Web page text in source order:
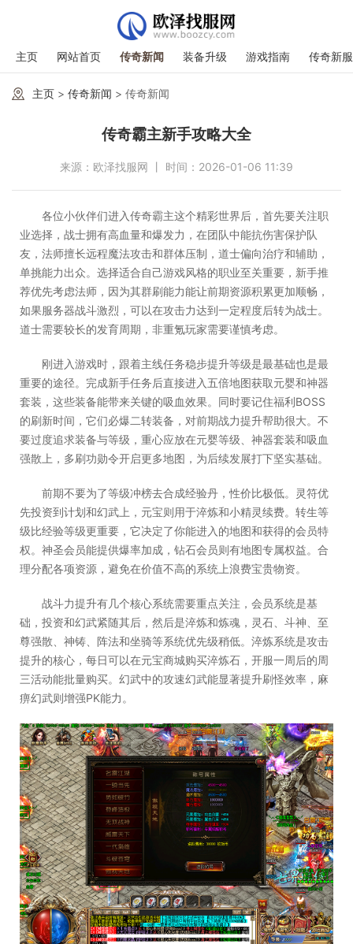
主页 网站首页 传奇新闻 装备升级 游戏指南 传奇新
主页 > 传奇新闻 > 传奇新闻
传奇霸主新手攻略大全
来源：欧泽找服网 丨 时间：2026-01-06 11:39
各位小伙伴们进入传奇霸主这个精彩世界后，首先要关注职
业选择，战士拥有高血量和爆发力，在团队中能抗伤害保护队
友，法师擅长远程魔法攻击和群体压制，道士偏向治疗和辅助，
单挑能力出众。选择适合自己游戏风格的职业至关重要，新手推
荐优先考虑法师，因为其群刷能力能让前期资源积累更加顺畅，
如果服务器战斗激烈，可以在攻击力达到一定程度后转为战士。
道士需要较长的发育周期，非重氪玩家需要谨慎考虑。
刚进入游戏时，跟着主线任务稳步提升等级是最基础也是最
重要的途径。完成新手任务后直接进入五倍地图获取元婴和神器
套装，这些装备能带来关键的吸血效果。同时要记住福利BOSS
的刷新时间，它们必爆二转装备，对前期战力提升帮助很大。不
要过度追求装备与等级，重心应放在元婴等级、神器套装和吸血
强散上，多刷功勋令开启更多地图，为后续发展打下坚实基础。
前期不要为了等级冲榜去合成经验丹，性价比极低。灵符优
先投资到计划和幻武上，元宝则用于淬炼和小精灵续费。转生等
级比经验等级更重要，它决定了你能进入的地图和获得的会员特
权。神圣会员能提供爆率加成，钻石会员则有地图专属权益。合
理分配各项资源，避免在价值不高的系统上浪费宝贵物资。
战斗力提升有几个核心系统需要重点关注，会员系统是基
础，投资和幻武紧随其后，然后是淬炼和炼魂，灵石、斗神、至
尊强散、神铸、阵法和坐骑等系统优先级稍低。淬炼系统是攻击
提升的核心，每日可以在元宝商城购买淬炼石，开服一周后的周
三活动能批量购买。幻武中的攻速幻武能显著提升刷怪效率，麻
痹幻武则增强PK能力。